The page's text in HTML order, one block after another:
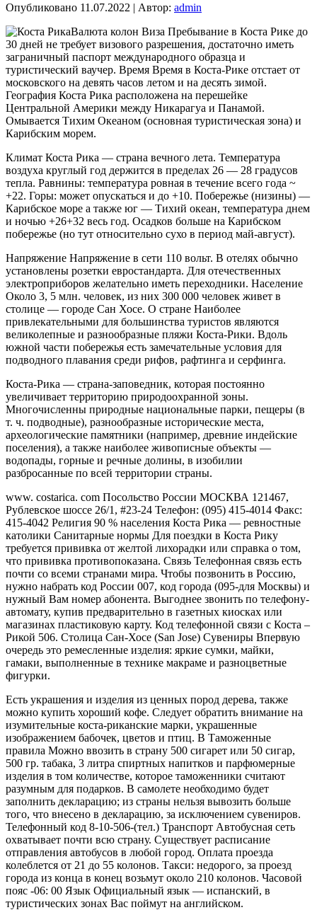
Опубликовано 11.07.2022 | Автор: admin
Валюта колон Виза Пребывание в Коста Рике до
30 дней не требует визового разрешения, достаточно иметь
заграничный паспорт международного образца и
туристический ваучер. Время Время в Коста-Рике отстает от
московского на девять часов летом и на десять зимой.
География Коста Рика расположена на перешейке
Центральной Америки между Никарагуа и Панамой.
Омывается Тихим Океаном (основная туристическая зона) и
Карибским морем.
Климат Коста Рика — страна вечного лета. Температура
воздуха круглый год держится в пределах 26 — 28 градусов
тепла. Равнины: температура ровная в течение всего года ~
+22. Горы: может опускаться и до +10. Побережье (низины) —
Карибское море а также юг — Тихий океан, температура днем
и ночью +26+32 весь год. Осадков больше на Карибском
побережье (но тут относительно сухо в период май-август).
Напряжение Напряжение в сети 110 вольт. В отелях обычно
установлены розетки евростандарта. Для отечественных
электроприборов желательно иметь переходники. Население
Около 3, 5 млн. человек, из них 300 000 человек живет в
столице — городе Сан Хосе. О стране Наиболее
привлекательными для большинства туристов являются
великолепные и разнообразные пляжи Коста-Рики. Вдоль
южной части побережья есть замечательные условия для
подводного плавания среди рифов, рафтинга и серфинга.
Коста-Рика — страна-заповедник, которая постоянно
увеличивает территорию природоохранной зоны.
Многочисленны природные национальные парки, пещеры (в
т. ч. подводные), разнообразные исторические места,
археологические памятники (например, древние индейские
поселения), а также наиболее живописные объекты —
водопады, горные и речные долины, в изобилии
разбросанные по всей территории страны.
www. costarica. com Посольство России МОСКВА 121467,
Рублевское шоссе 26/1, #23-24 Телефон: (095) 415-4014 Факс:
415-4042 Религия 90 % населения Коста Рика — ревностные
католики Санитарные нормы Для поездки в Коста Рику
требуется прививка от желтой лихорадки или справка о том,
что прививка противопоказана. Связь Телефонная связь есть
почти со всеми странами мира. Чтобы позвонить в Россию,
нужно набрать код России 007, код города (095-для Москвы) и
нужный Вам номер абонента. Выгоднее звонить по телефону-
автомату, купив предварительно в газетных киосках или
магазинах пластиковую карту. Код телефонной связи с Коста –
Рикой 506. Столица Сан-Хосе (San Jose) Сувениры Впервую
очередь это ремесленные изделия: яркие сумки, майки,
гамаки, выполненные в технике макраме и разноцветные
фигурки.
Есть украшения и изделия из ценных пород дерева, также
можно купить хороший кофе. Следует обратить внимание на
изумительные коста-риканские марки, украшенные
изображением бабочек, цветов и птиц. В Таможенные
правила Можно ввозить в страну 500 сигарет или 50 сигар,
500 гр. табака, 3 литра спиртных напитков и парфюмерные
изделия в том количестве, которое таможенники считают
разумным для подарков. В самолете необходимо будет
заполнить декларацию; из страны нельзя вывозить больше
того, что внесено в декларацию, за исключением сувениров.
Телефонный код 8-10-506-(тел.) Транспорт Автобусная сеть
охватывает почти всю страну. Существует расписание
отправления автобусов в любой город. Оплата проезда
колеблется от 21 до 55 колонов. Такси: недорого, за проезд
города из конца в конец возьмут около 210 колонов. Часовой
пояс -06: 00 Язык Официальный язык — испанский, в
туристических зонах Вас поймут на английском.